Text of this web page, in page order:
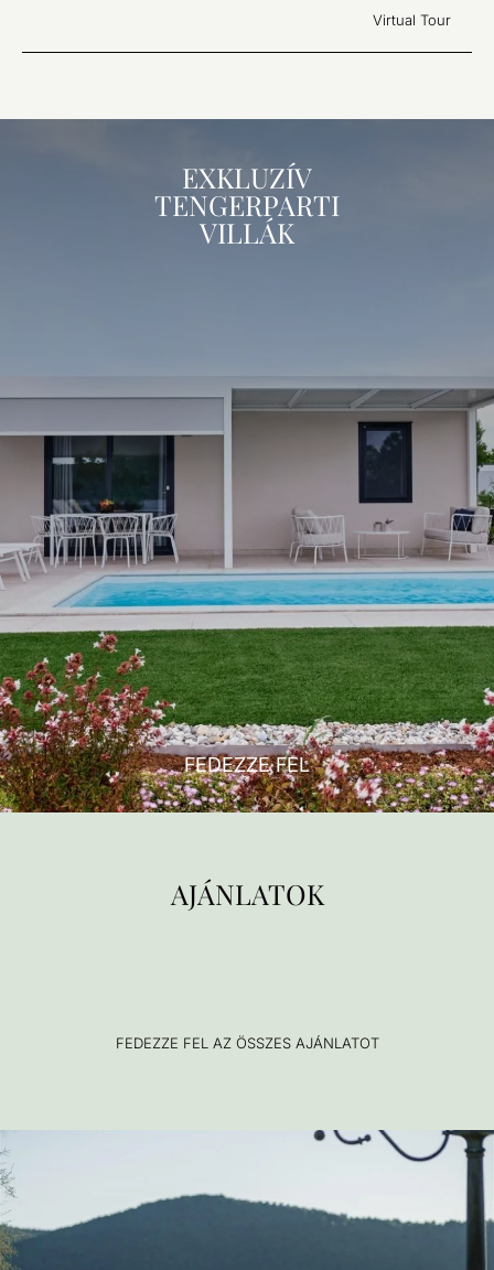
Virtual Tour
EXKLUZÍV
TENGERPARTI
VILLÁK
FEDEZZE FEL
AJÁNLATOK
FEDEZZE FEL AZ ÖSSZES AJÁNLATOT